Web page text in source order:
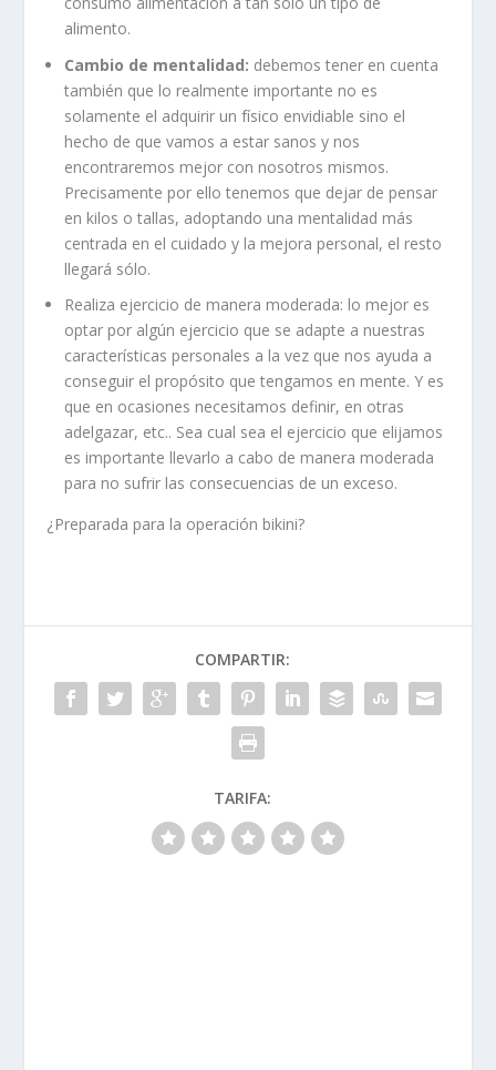
alimento.
Cambio de mentalidad: debemos tener en cuenta
también que lo realmente importante no es
solamente el adquirir un físico envidiable sino el
hecho de que vamos a estar sanos y nos
encontraremos mejor con nosotros mismos.
Precisamente por ello tenemos que dejar de pensar
en kilos o tallas, adoptando una mentalidad más
centrada en el cuidado y la mejora personal, el resto
llegará sólo.
Realiza ejercicio de manera moderada: lo mejor es
optar por algún ejercicio que se adapte a nuestras
características personales a la vez que nos ayuda a
conseguir el propósito que tengamos en mente. Y es
que en ocasiones necesitamos definir, en otras
adelgazar, etc.. Sea cual sea el ejercicio que elijamos
es importante llevarlo a cabo de manera moderada
para no sufrir las consecuencias de un exceso.
¿Preparada para la operación bikini?
COMPARTIR:
TARIFA: